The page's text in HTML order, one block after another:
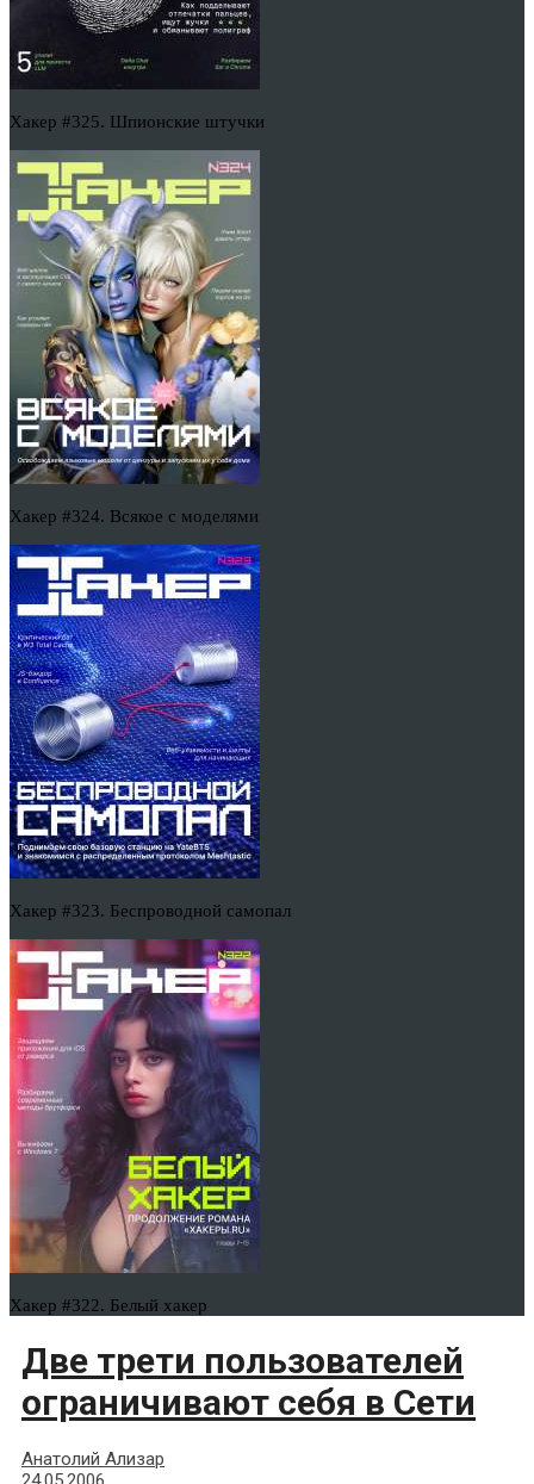
Хакер #325. Шпионские штучки
Хакер #324. Всякое с моделями
Хакер #323. Беспроводной самопал
Хакер #322. Белый хакер
Две трети пользователей
ограничивают себя в Сети
Анатолий Ализар